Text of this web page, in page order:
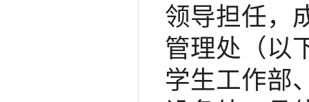
领导担任，
管理处（以
学生工作部